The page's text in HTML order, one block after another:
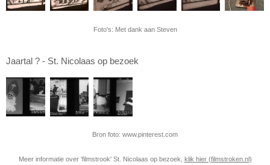
Foto's: Met dank aan Steven
Jaartal ? - St. Nicolaas op bezoek
Bron foto: www.pinterest.com
Meer informatie over 'filmstrook' St. Nicolaas op bezoek, klik hier (filmstroken.nl)